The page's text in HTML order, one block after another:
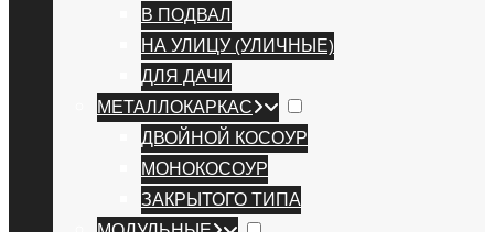
В ПОДВАЛ
НА УЛИЦУ (УЛИЧНЫЕ)
ДЛЯ ДАЧИ
МЕТАЛЛОКАРКАС
ДВОЙНОЙ КОСОУР
МОНОКОСОУР
ЗАКРЫТОГО ТИПА